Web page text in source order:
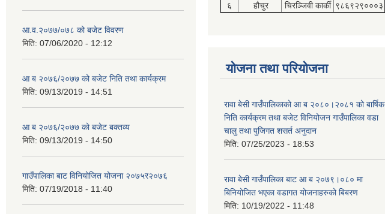
आ.व.२०७७/०७८ को बजेट विवरण
मिति: 07/06/2020 - 12:12
आ ब २०७६/२०७७ को बजेट निति तथा कार्यक्रम
मिति: 09/13/2019 - 14:51
आ ब २०७६/२०७७ को बजेट बक्तव्य
मिति: 09/13/2019 - 14:50
गाउँपालिका बाट विनियोजित योजना २०७५र२०७६
मिति: 07/19/2018 - 11:40
६
हौचुर चिरञ्जिवी कार्की ९८६९२९०००३
योजना तथा परियोजना
रावा बेसी गाउँपालिकाको आ ब २०८०।२०८१ को बार्षिक
निति कार्यक्रम तथा बजेट विनियोजन गाउँपालिका वडा
चालु तथा पुजिगत शसर्त अनुदान
मिति: 07/25/2023 - 18:53
रावा बेसी गाउँपालिका बाट आ ब २०७९।०८० मा
बिनियोजित भएका वडागत योजनाहरुको बिबरण
मिति: 10/19/2022 - 11:48